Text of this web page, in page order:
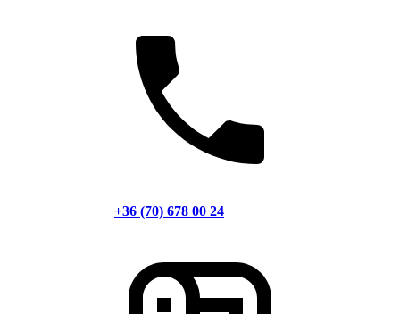
+36 (70) 678 00 24